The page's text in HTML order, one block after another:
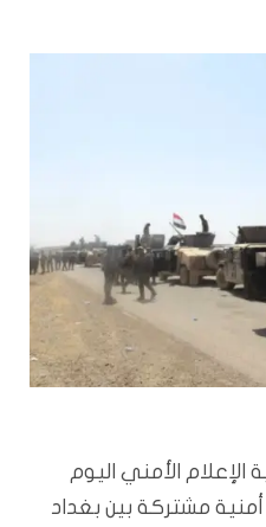
الأمني اليوم
مشتركة بين بغداد